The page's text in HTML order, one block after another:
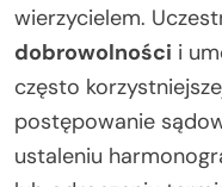
wierzycielem.
dobrowolności i
często
postępowanie
ustaleniu